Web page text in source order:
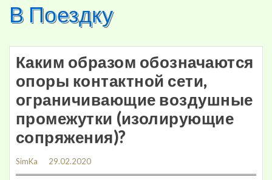
SkipВ Поездку
Каким образом обозначаются
опоры контактной сети,
ограничивающие воздушные
промежутки (изолирующие
сопряжения)?
SimKa 29.02.2020